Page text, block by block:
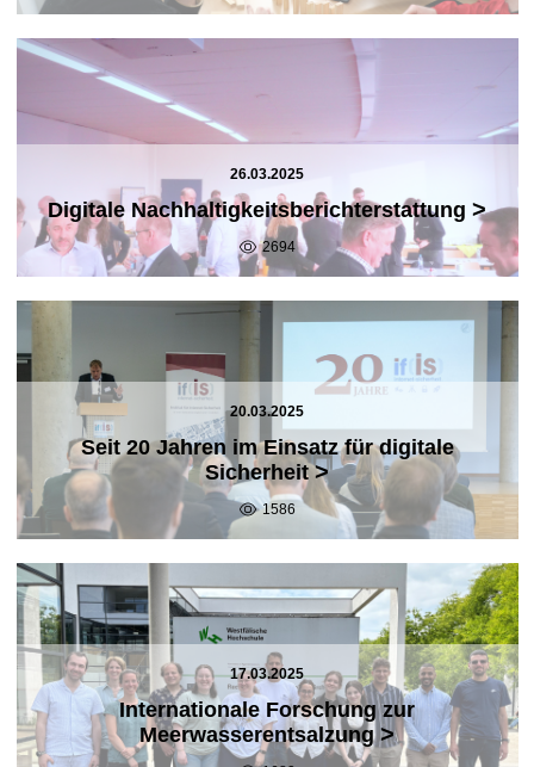
26.03.2025
Digitale Nachhaltigkeitsberichterstattung >
2694
20.03.2025
Seit 20 Jahren im Einsatz für digitale
Sicherheit>
1586
17.03.2025
Internationale Forschung zur
Meerwasserentsalzung >